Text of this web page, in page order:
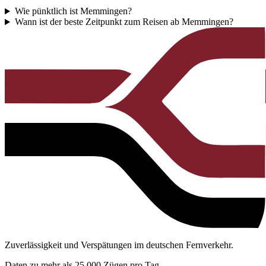
Wie pünktlich ist Memmingen?
Wann ist der beste Zeitpunkt zum Reisen ab Memmingen?
Zuverlässigkeit und Verspätungen im deutschen Fernverkehr.